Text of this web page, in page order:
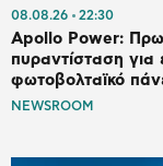
08.08.26 22:30
Apollo Power:
πυραντίσταση για
φωτοβολταϊκό
NEWSROOM